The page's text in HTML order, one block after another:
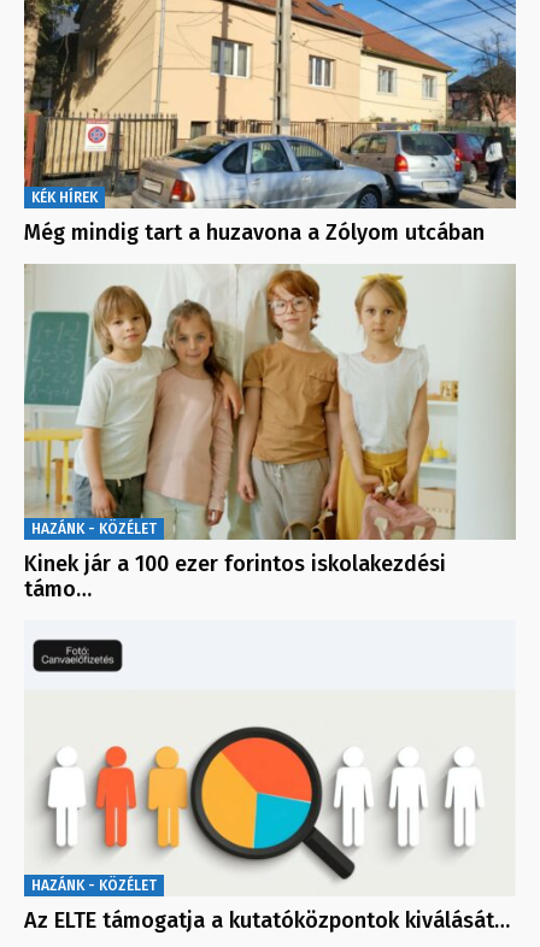
KÉK HÍREK
Még mindig tart a huzavona a Zólyom utcában
HAZÁNK - KÖZÉLET
Kinek jár a 100 ezer forintos iskolakezdési
támo…
HAZÁNK - KÖZÉLET
Az ELTE támogatja a kutatóközpontok kiválását…